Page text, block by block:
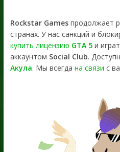
Rockstar Gamesпродолжает
странах. У нас санкций и
купить лицензию GTA 5и
аккаунтом Social Club.
Акула. Мы всегда на связи с